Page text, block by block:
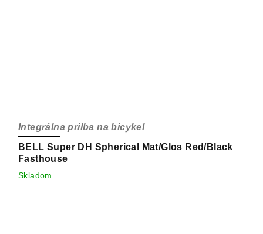
BELL Super DH Spherical Mat/Glos Red/Black
Fasthouse
Integrálna prilba na bicykel
Skladom